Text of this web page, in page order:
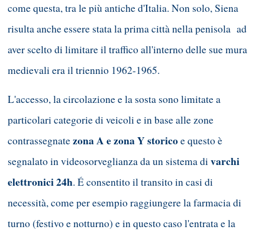
come questa, tra le più antiche d'Italia. Non solo, Siena
risulta anche essere stata la prima città nella penisola ad
aver scelto di limitare il traffico all'interno delle sue mura
medievali era il triennio 1962-1965.
L'accesso, la circolazione e la sosta sono limitate a
particolari categorie di veicoli e in base alle zone
contrassegnatezona A e zona Y storicoe questo è
segnalato in videosorveglianza da un sistema divarchi
elettronici 24h. É consentito il transito in casi di
necessità, come per esempio raggiungere la farmacia di
turno (festivo e notturno) e in questo caso l'entrata e la